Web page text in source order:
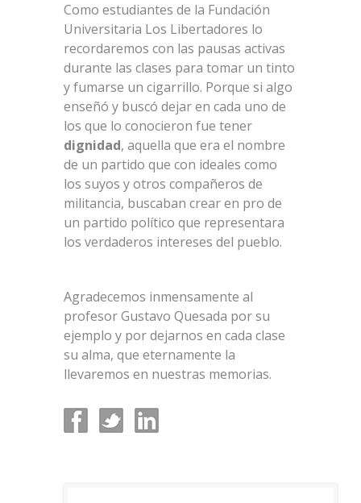
Como estudiantes de la Fundación
Universitaria Los Libertadores lo
recordaremos con las pausas activas
durante las clases para tomar un tinto
y fumarse un cigarrillo. Porque si algo
enseñó y buscó dejar en cada uno de
los que lo conocieron fue tener
dignidad, aquella que era el nombre
de un partido que con ideales como
los suyos y otros compañeros de
militancia, buscaban crear en pro de
un partido político que representara
los verdaderos intereses del pueblo.
Agradecemos inmensamente al
profesor Gustavo Quesada por su
ejemplo y por dejarnos en cada clase
su alma, que eternamente la
llevaremos en nuestras memorias.